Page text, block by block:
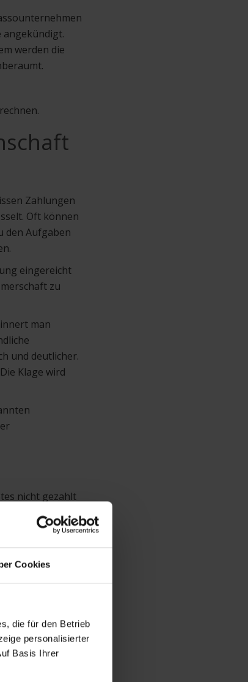
Cookies
die für den Betrieb
personalisierter
Basis Ihrer
angekündigt.
werden die
Zahlungen
Oft können
den Aufgaben
eingereicht
zu
man
und deutlicher.
Klage wird
nicht gezahlt
kann die